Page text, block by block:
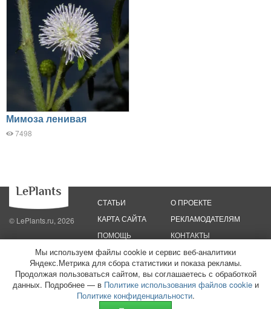
Мимоза ленивая
7498
© LePlants.ru, 2026
СТАТЬИ
КАРТА САЙТА
ПОМОЩЬ
О ПРОЕКТЕ
РЕКЛАМОДАТЕЛЯМ
КОНТАКТЫ
Политика конфиденциальности
Политика использования файлов cookie
Пользовательское соглашение
Редакционные стандарты
ООО «Трафик»
ИНН 7813175200 ОГРН 1027806866724
Монетизация
Мы используем файлы cookie и сервис веб-аналитики
Яндекс.Метрика для сбора статистики и показа рекламы.
Продолжая пользоваться сайтом, вы соглашаетесь с обработкой
данных. Подробнее — в Политике использования файлов cookieи
Политике конфиденциальности.